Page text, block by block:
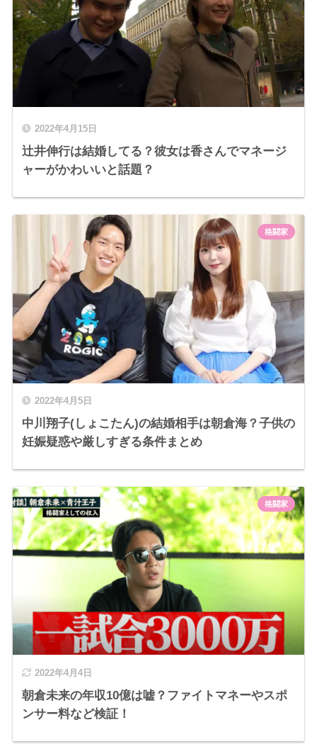
2022年4月15日
辻井伸行は結婚してる？彼女は香さんでマネージ
ャーがかわいいと話題？
2022年4月5日
中川翔子(しょこたん)の結婚相手は朝倉海？子供の
妊娠疑惑や厳しすぎる条件まとめ
格闘家
2022年4月4日
朝倉未来の年収10億は嘘？ファイトマネーやスポ
ンサー料など検証！
格闘家